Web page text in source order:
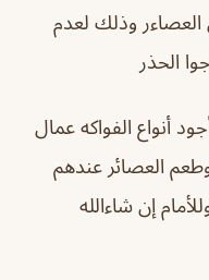
وذلك لعدم
الحذر
أنواع الفواكه عمال
العصائر عندهم
إن شاءالله